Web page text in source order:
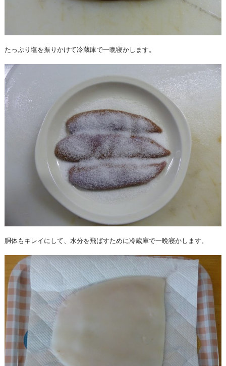
たっぷり塩を振りかけて冷蔵庫で一晩寝かします。
胴体もキレイにして、水分を飛ばすために冷蔵庫で一晩寝かします。